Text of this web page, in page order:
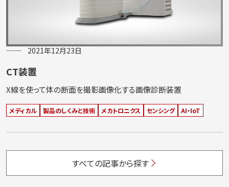
2021年12月23日
CT装置
X線を使って体の断面を撮影画像化する画像診断装置
メディカル 製品のしくみと技術 メカトロニクス センシング AI・IoT
すべての記事から探す